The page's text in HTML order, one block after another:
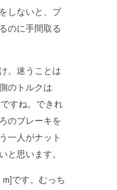
しないと、ブ
のに手間取る
。迷うことは
のトルクは
すね。できれ
のブレーキを
一人がナット
と思います。
です。むっち